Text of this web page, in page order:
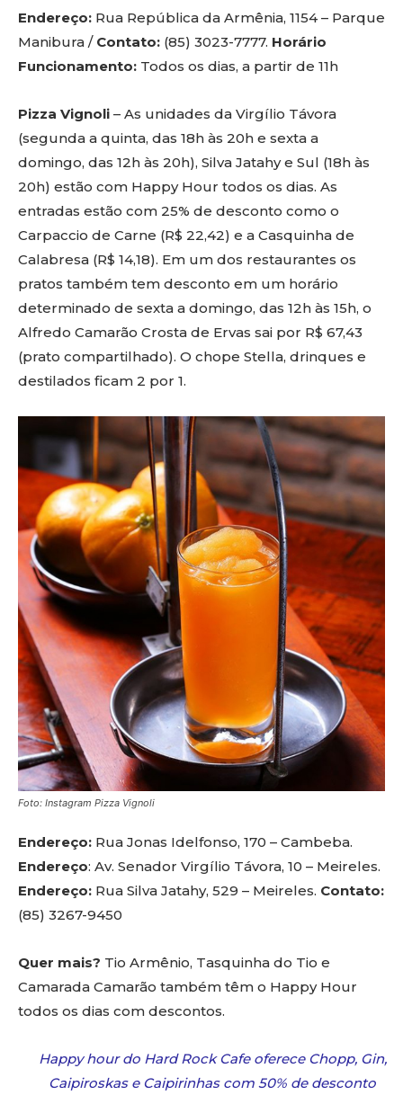
Endereço: Rua República da Armênia, 1154 – Parque
Manibura / Contato: (85) 3023-7777. Horário
Funcionamento: Todos os dias, a partir de 11h
Pizza Vignoli – As unidades da Virgílio Távora
(segunda a quinta, das 18h às 20h e sexta a
domingo, das 12h às 20h), Silva Jatahy e Sul (18h às
20h) estão com Happy Hour todos os dias. As
entradas estão com 25% de desconto como o
Carpaccio de Carne (R$ 22,42) e a Casquinha de
Calabresa (R$ 14,18). Em um dos restaurantes os
pratos também tem desconto em um horário
determinado de sexta a domingo, das 12h às 15h, o
Alfredo Camarão Crosta de Ervas sai por R$ 67,43
(prato compartilhado). O chope Stella, drinques e
destilados ficam 2 por 1.
Foto: Instagram Pizza Vignoli
Endereço: Rua Jonas Idelfonso, 170 – Cambeba.
Endereço: Av. Senador Virgílio Távora, 10 – Meireles.
Endereço: Rua Silva Jatahy, 529 – Meireles. Contato:
(85) 3267-9450
Quer mais? Tio Armênio, Tasquinha do Tio e
Camarada Camarão também têm o Happy Hour
todos os dias com descontos.
Happy hour do Hard Rock Cafe oferece Chopp, Gin,
Caipiroskas e Caipirinhas com 50% de desconto